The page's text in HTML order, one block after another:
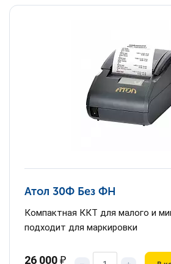
Атол 30Ф Без ФН
Компактная ККТ для малого и
подходит для маркировки
26 000₽